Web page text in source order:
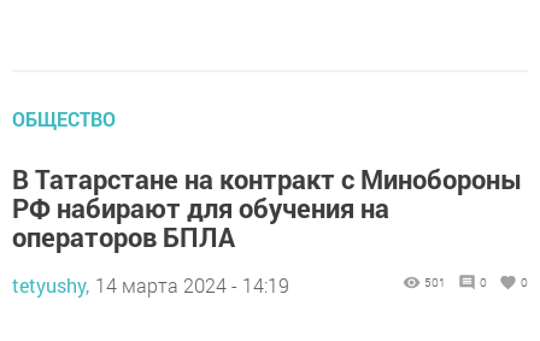
ОБЩЕСТВО
В Татарстане на контракт с Минобороны
РФ набирают для обучения на
операторов БПЛА
tetyushy, 14 марта 2024 - 14:19 501 0 0